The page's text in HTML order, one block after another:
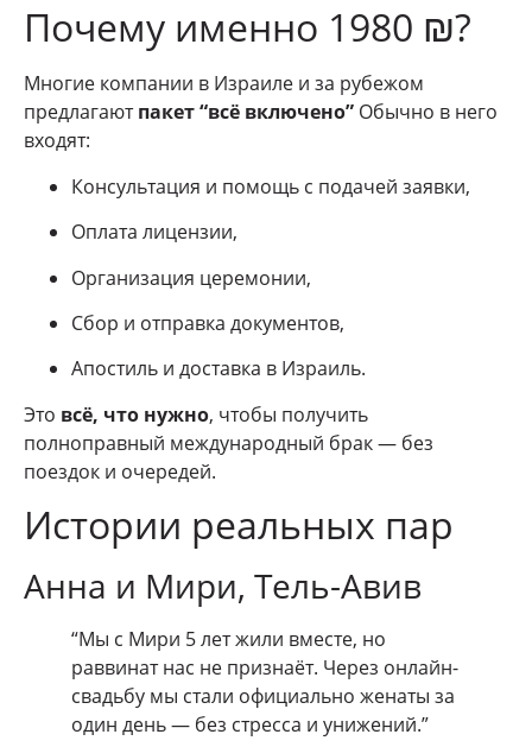
Почему именно 1980 ₪?
Многие компании в Израиле и за рубежом
предлагаютпакет “всё включено” Обычно в него
входят:
Консультация и помощь с подачей заявки,
Оплата лицензии,
Организация церемонии,
Сбор и отправка документов,
Апостиль и доставка в Израиль.
Это всё, что нужно, чтобы получить
полноправный международный брак — без
поездок и очередей.
Истории реальных пар
Анна и Мири, Тель-Авив
“Мы с Мири 5 лет жили вместе, но
раввинат нас не признаёт. Через онлайн-
свадьбу мы стали официально женаты за
один день — без стресса и унижений.”